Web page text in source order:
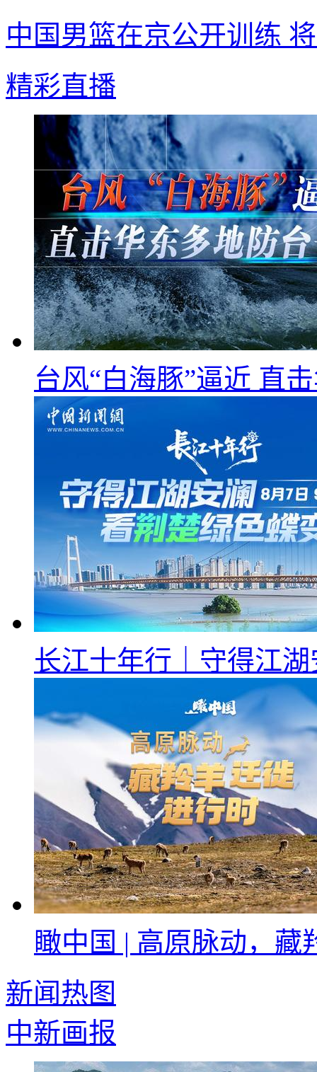
中国男篮在京公开训练
精彩直播
台风“白海豚”逼近 直
长江十年行｜守得江
瞰中国 | 高原脉动，藏
新闻热图
中新画报